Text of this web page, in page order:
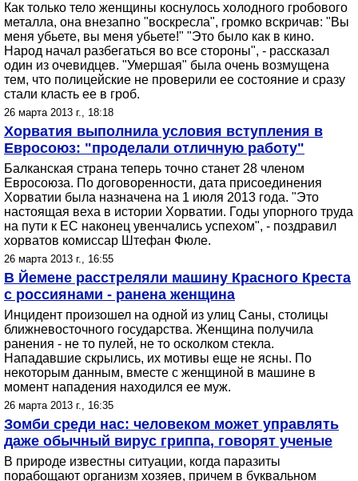
Как только тело женщины коснулось холодного гробового
металла, она внезапно "воскресла", громко вскричав: "Вы
меня убьете, вы меня убьете!" "Это было как в кино.
Народ начал разбегаться во все стороны", - рассказал
один из очевидцев. "Умершая" была очень возмущена
тем, что полицейские не проверили ее состояние и сразу
стали класть ее в гроб.
26 марта 2013 г., 18:18
Хорватия выполнила условия вступления в
Евросоюз: "проделали отличную работу"
Балканская страна теперь точно станет 28 членом
Евросоюза. По договоренности, дата присоединения
Хорватии была назначена на 1 июля 2013 года. "Это
настоящая веха в истории Хорватии. Годы упорного труда
на пути к ЕС наконец увенчались успехом", - поздравил
хорватов комиссар Штефан Фюле.
26 марта 2013 г., 16:55
В Йемене расстреляли машину Красного Креста
с россиянами - ранена женщина
Инцидент произошел на одной из улиц Саны, столицы
ближневосточного государства. Женщина получила
ранения - не то пулей, не то осколком стекла.
Нападавшие скрылись, их мотивы еще не ясны. По
некоторым данным, вместе с женщиной в машине в
момент нападения находился ее муж.
26 марта 2013 г., 16:35
Зомби среди нас: человеком может управлять
даже обычный вирус гриппа, говорят ученые
В природе известны ситуации, когда паразиты
порабощают организм хозяев, причем в буквальном